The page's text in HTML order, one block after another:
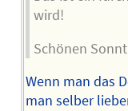
wird!
Schönen
Wenn man das
man selber